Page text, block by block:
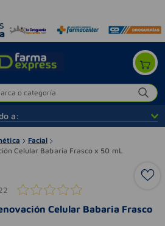
o categoría
a:
Facial
Celular Babaria Frasco x 50 mL
Celular Babaria Frasco